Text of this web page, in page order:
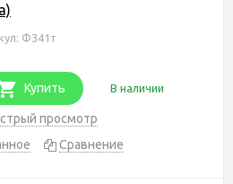
Ф341т
Купить В наличии
просмотр
Сравнение